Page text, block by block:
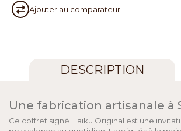
Ajouter au comparateur
DESCRIPTION
Une fabrication artisanale
Ce coffret signé Haiku Original est une